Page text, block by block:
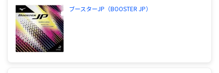
たいです。 柔らかいので回転がかけやすいです。
出来れば戦績とかかいてほしいですが。 ちなみに
自分は県大会出場が最高で、 ラケットは インナー
フォースalc Fラクザx Bオメガ5アジアです。 捕捉
県大会に出ているとなるとテナジー05fxをおすすめ
します。といいたいところなのですが、高いので
ブースターJP（BOOSTER JP）